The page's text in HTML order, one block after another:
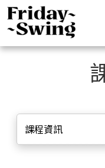
課程資訊